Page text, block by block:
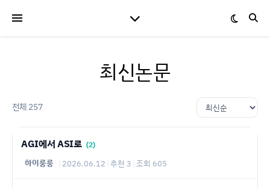
최신논문
전체 257
AGI에서 ASI로 (2)
하이룽룽 2026.06.12 추천 3 조회 605